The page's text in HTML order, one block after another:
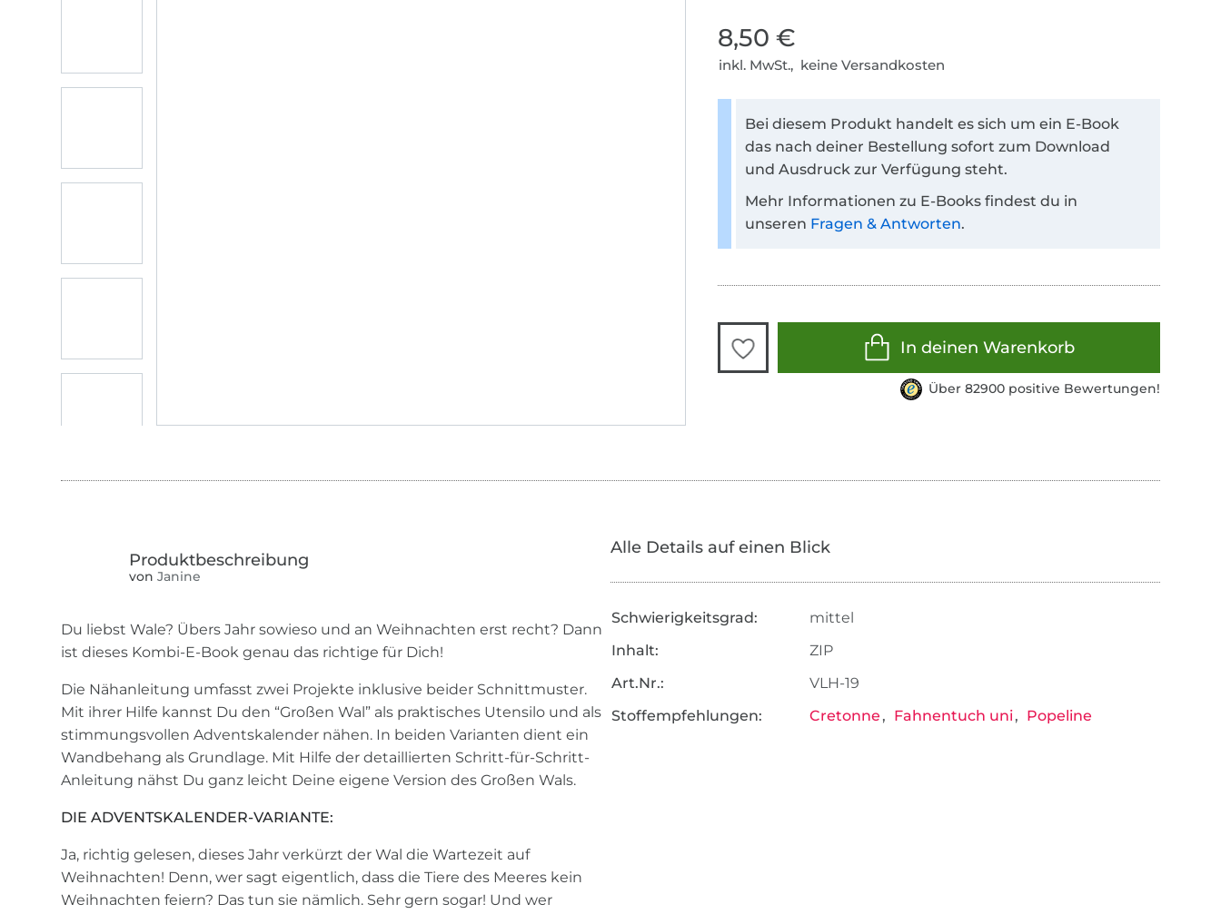
8,50 €
inkl. MwSt., keine Versandkosten
Bei diesem Produkt handelt es sich um ein E-Book
das nach deiner Bestellung sofort zum Download
und Ausdruck zur Verfügung steht.
Mehr Informationen zu E-Books findest du in
unseren Fragen & Antworten.
In deinen Warenkorb
Über 82900 positive Bewertungen!
von Janine
Du liebst Wale? Übers Jahr sowieso und an Weihnachten erst recht? Dann
ist dieses Kombi-E-Book genau das richtige für Dich!
Die Nähanleitung umfasst zwei Projekte inklusive beider Schnittmuster.
Mit ihrer Hilfe kannst Du den “Großen Wal” als praktisches Utensilo und als
stimmungsvollen Adventskalender nähen. In beiden Varianten dient ein
Wandbehang als Grundlage. Mit Hilfe der detaillierten Schritt-für-Schritt-
Anleitung nähst Du ganz leicht Deine eigene Version des Großen Wals.
DIE ADVENTSKALENDER-VARIANTE:
Ja, richtig gelesen, dieses Jahr verkürzt der Wal die Wartezeit auf
Weihnachten! Denn, wer sagt eigentlich, dass die Tiere des Meeres kein
Weihnachten feiern? Das tun sie nämlich. Sehr gern sogar! Und wer
Alle Details auf einen Blick
Schwierigkeitsgrad:
mittel
Inhalt:
ZIP
Art.Nr.:
VLH-19
Stoffempfehlungen:
Cretonne Fahnentuch uni Popeline